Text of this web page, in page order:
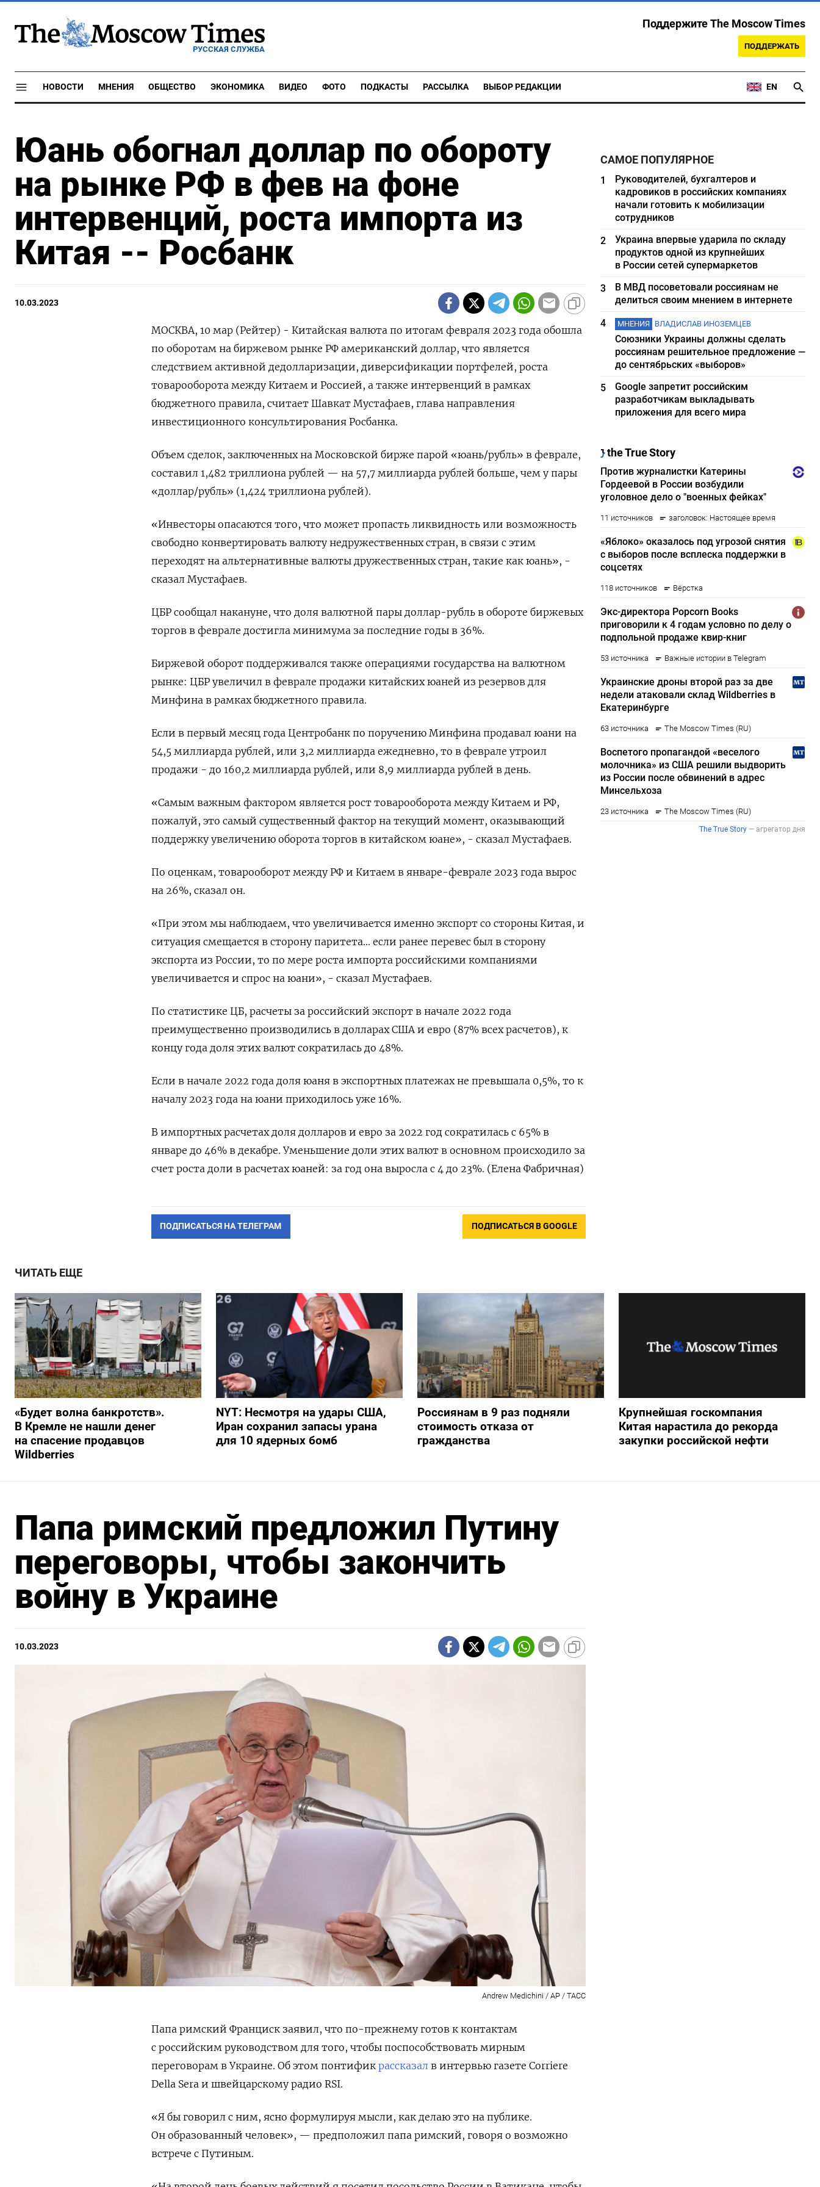
РУССКАЯ СЛУЖБА
Поддержите The Moscow Times
ПОДДЕРЖАТЬ
НОВОСТИ МНЕНИЯ ОБЩЕСТВО ЭКОНОМИКА ВИДЕО ФОТО ПОДКАСТЫ РАССЫЛКА ВЫБОР РЕДАКЦИИ EN
Юань обогнал доллар по обороту
на рынке РФ в фев на фоне
интервенций, роста импорта из
Китая -- Росбанк
10.03.2023
МОСКВА, 10 мар (Рейтер) - Китайская валюта по итогам февраля 2023 года обошла
по оборотам на биржевом рынке РФ американский доллар, что является
следствием активной дедолларизации, диверсификации портфелей, роста
товарооборота между Китаем и Россией, а также интервенций в рамках
бюджетного правила, считает Шавкат Мустафаев, глава направления
инвестиционного консультирования Росбанка.
Объем сделок, заключенных на Московской бирже парой «юань/рубль» в феврале,
составил 1,482 триллиона рублей — на 57,7 миллиарда рублей больше, чем у пары
«доллар/рубль» (1,424 триллиона рублей).
«Инвесторы опасаются того, что может пропасть ликвидность или возможность
свободно конвертировать валюту недружественных стран, в связи с этим
переходят на альтернативные валюты дружественных стран, такие как юань», -
сказал Мустафаев.
ЦБР сообщал накануне, что доля валютной пары доллар-рубль в обороте биржевых
торгов в феврале достигла минимума за последние годы в 36%.
Биржевой оборот поддерживался также операциями государства на валютном
рынке: ЦБР увеличил в феврале продажи китайских юаней из резервов для
Минфина в рамках бюджетного правила.
Если в первый месяц года Центробанк по поручению Минфина продавал юани на
54,5 миллиарда рублей, или 3,2 миллиарда ежедневно, то в феврале утроил
продажи - до 160,2 миллиарда рублей, или 8,9 миллиарда рублей в день.
«Самым важным фактором является рост товарооборота между Китаем и РФ,
пожалуй, это самый существенный фактор на текущий момент, оказывающий
поддержку увеличению оборота торгов в китайском юане», - сказал Мустафаев.
По оценкам, товарооборот между РФ и Китаем в январе-феврале 2023 года вырос
на 26%, сказал он.
«При этом мы наблюдаем, что увеличивается именно экспорт со стороны Китая, и
ситуация смещается в сторону паритета... если ранее перевес был в сторону
экспорта из России, то по мере роста импорта российскими компаниями
увеличивается и спрос на юани», - сказал Мустафаев.
По статистике ЦБ, расчеты за российский экспорт в начале 2022 года
преимущественно производились в долларах США и евро (87% всех расчетов), к
концу года доля этих валют сократилась до 48%.
Если в начале 2022 года доля юаня в экспортных платежах не превышала 0,5%, то к
началу 2023 года на юани приходилось уже 16%.
В импортных расчетах доля долларов и евро за 2022 год сократилась с 65% в
январе до 46% в декабре. Уменьшение доли этих валют в основном происходило за
счет роста доли в расчетах юаней: за год она выросла с 4 до 23%. (Елена Фабричная)
ПОДПИСАТЬСЯ НА ТЕЛЕГРАМ ПОДПИСАТЬСЯ В GOOGLE
САМОЕ ПОПУЛЯРНОЕ
1
Руководителей, бухгалтеров и
кадровиков в российских компаниях
начали готовить к мобилизации
сотрудников
2
Украина впервые ударила по складу
продуктов одной из крупнейших
в России сетей супермаркетов
3
В МВД посоветовали россиянам не
делиться своим мнением в интернете
4
МНЕНИЯ ВЛАДИСЛАВ ИНОЗЕМЦЕВ
Союзники Украины должны сделать
россиянам решительное предложение —
до сентябрьских «выборов»
5
Google запретит российским
разработчикам выкладывать
приложения для всего мира
ЧИТАТЬ ЕЩЕ
«Будет волна банкротств».
В Кремле не нашли денег
на спасение продавцов
Wildberries
NYT: Несмотря на удары США,
Иран сохранил запасы урана
для 10 ядерных бомб
Россиянам в 9 раз подняли
стоимость отказа от
гражданства
Крупнейшая госкомпания
Китая нарастила до рекорда
закупки российской нефти
Папа римский предложил Путину
переговоры, чтобы закончить
войну в Украине
10.03.2023
Andrew Medichini / AP / ТАСС
Папа римский Франциск заявил, что по-прежнему готов к контактам
с российским руководством для того, чтобы поспособствовать мирным
переговорам в Украине. Об этом понтифик рассказал в интервью газете Corriere
Della Sera и швейцарскому радио RSI.
«Я бы говорил с ним, ясно формулируя мысли, как делаю это на публике.
Он образованный человек», — предположил папа римский, говоря о возможно
встрече с Путиным.